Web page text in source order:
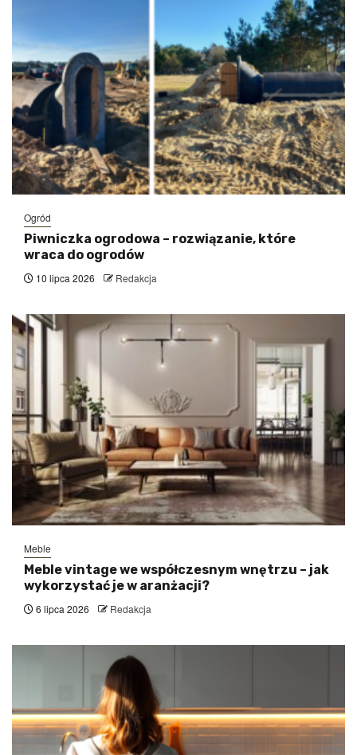
Ogród
Piwniczka ogrodowa – rozwiązanie, które
wraca do ogrodów
10 lipca 2026 Redakcja
Meble
Meble vintage we współczesnym wnętrzu – jak
wykorzystać je w aranżacji?
6 lipca 2026 Redakcja